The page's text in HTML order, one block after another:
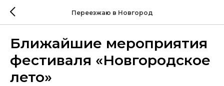
Переезжаю в Новгород
Ближайшие мероприятия
фестиваля «Новгородское
лето»